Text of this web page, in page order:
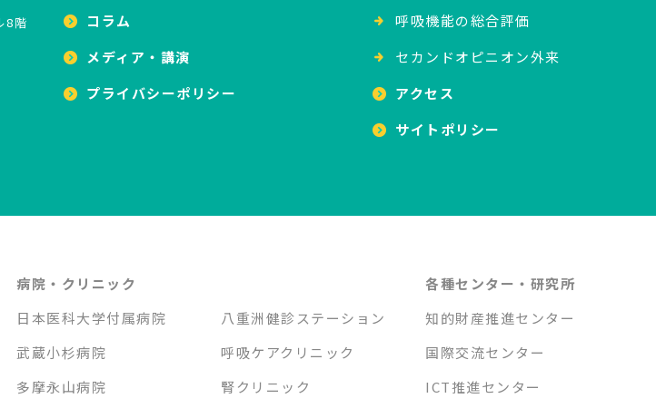
8階
コラム
メディア・講演
プライバシーポリシー
呼吸機能の総合評価
セカンドオピニオン外来
アクセス
サイトポリシー
病院・クリニック
日本医科大学付属病院
八重洲健診ステーション
武蔵小杉病院
呼吸ケアクリニック
多摩永山病院
腎クリニック
各種センター・研究所
知的財産推進センター
国際交流センター
ICT推進センター